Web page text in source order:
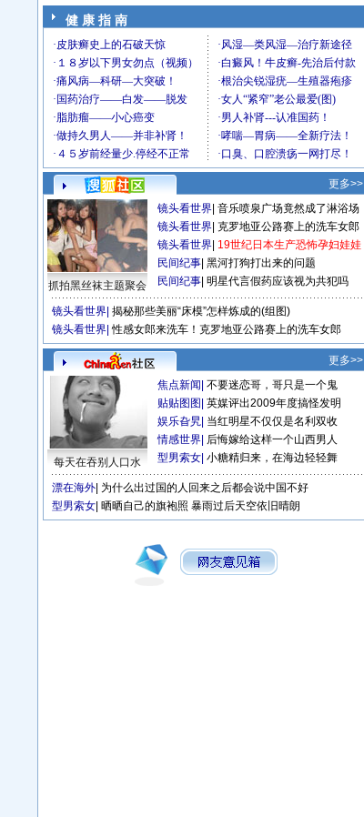
健 康 指 南
更多>>
抓拍黑丝袜主题聚会
镜头看世界 音乐喷泉广场竟然成了淋浴场
镜头看世界 克罗地亚公路赛上的洗车女郎
镜头看世界 19世纪日本生产恐怖孕妇娃娃
民间纪事 黑河打狗打出来的问题
民间纪事 明星代言假药应该视为共犯吗
镜头看世界 揭秘那些美丽“床模”怎样炼成的(组图)
镜头看世界 性感女郎来洗车！克罗地亚公路赛上的洗车女郎
更多>>
每天在吞别人口水
焦点新闻 不要迷恋哥，哥只是一个鬼
贴贴图图 英媒评出2009年度搞怪发明
娱乐旮旯 当红明星不仅仅是名利双收
情感世界 后悔嫁给这样一个山西男人
型男索女 小糖精归来，在海边轻轻舞
漂在海外 为什么出过国的人回来之后都会说中国不好
型男索女 晒晒自己的旗袍照 暴雨过后天空依旧晴朗